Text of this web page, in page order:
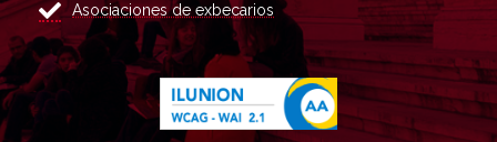
Asociaciones de exbecarios